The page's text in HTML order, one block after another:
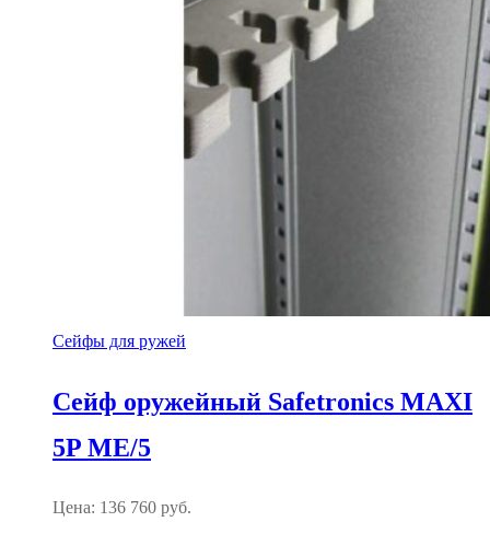
Сейфы для ружей
Сейф оружейный Safetronics MAXI
5P ME/5
Цена: 136 760 руб.